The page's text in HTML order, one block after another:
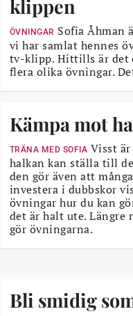
klippen
ÖVNINGAR Sofia Åhman
vi har samlat hennes
tv-klipp. Hittills är det
flera olika övningar.
Kämpa mot
TRÄNA MED SOFIA Visst
halkan kan ställa till
den gör även att
investera i dubbskor
övningar hur du kan
det är halt ute. Längre
gör övningarna.
Bli smidig